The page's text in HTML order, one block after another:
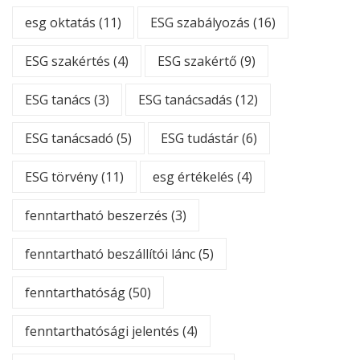
esg oktatás (11) ESG szabályozás (16)
ESG szakértés (4) ESG szakértő (9)
ESG tanács (3) ESG tanácsadás (12)
ESG tanácsadó (5) ESG tudástár(6)
ESG törvény(11) esg értékelés (4)
fenntartható beszerzés (3)
fenntartható beszállítói lánc(5)
fenntarthatóság(50)
fenntarthatósági jelentés (4)